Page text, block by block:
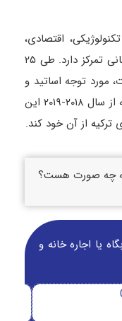
اقتصادی،
تحولات فکری و اجتماعی در مقیاس جهانی تمرکز دارد. طی ۲۵
مورد توجه اساتید و
محققان قرار گرفت و همین باعث شد که از سال ۲۰۱۸-۲۰۱۹ این
ترکیه از آن خود کند.
چه صورت هست؟
یا اجاره خانه و